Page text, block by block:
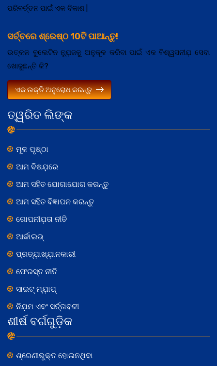
ତ୍ୱରିତ ଲିଙ୍କ
ମୂଳ ପୃଷ୍ଠା
ଆମ ବିଷଯ଼ରେ
ଆମ ସହିତ ଯୋଗାଯୋଗ କରନ୍ତୁ
ଆମ ସହିତ ବିଜ୍ଞାପନ କରନ୍ତୁ
ଗୋପନୀଯ଼ତା ନୀତି
ଆର୍କାଇଭ୍
ପ୍ରତ୍ଯ଼ାଖ୍ଯ଼ାନକାରୀ
ଫେରସ୍ତ ନୀତି
ସାଇଟ୍ ମ୍ଯ଼ାପ୍
ନିଯ଼ମ ଏବଂ ସର୍ତ୍ତାବଳୀ
ଶୀର୍ଷ ବର୍ଗଗୁଡ଼ିକ
ଶ୍ରେଣୀଭୁକ୍ତ ହୋଇନଥିବା
ପରିବର୍ତ୍ତନ ପାଇଁ ଏକ ବିକାଶ |
ସର୍ଚ୍ଚରେ ଶ୍ରେଷ୍ଠ 10ଟି ପାଆନ୍ତୁ!
ଉତ୍କଳ ବୁଲେଟିନ ନ୍ଯ଼ୁଜକୁ ଅନୁକୂଳ କରିବା ପାଇଁ ଏକ ବିଶ୍ୱସନୀଯ଼ ସେବା
ଖୋଜୁଛନ୍ତି କି?
ଏକ ଉକ୍ତି ଅନୁରୋଧ କରନ୍ତୁ